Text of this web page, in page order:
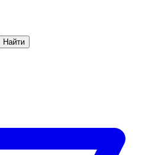
Найти